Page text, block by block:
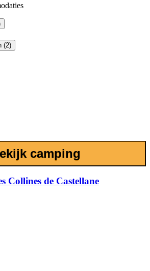
(2)
camping
Collines de Castellane